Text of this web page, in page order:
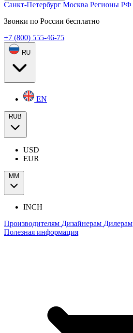
Санкт-Петербург Москва Регионы РФ
Звонки по России бесплатно
+7 (800) 555-46-75
RU
EN
RUB
USD
EUR
ММ
INCH
Производителям Дизайнерам Дилерам
Полезная информация